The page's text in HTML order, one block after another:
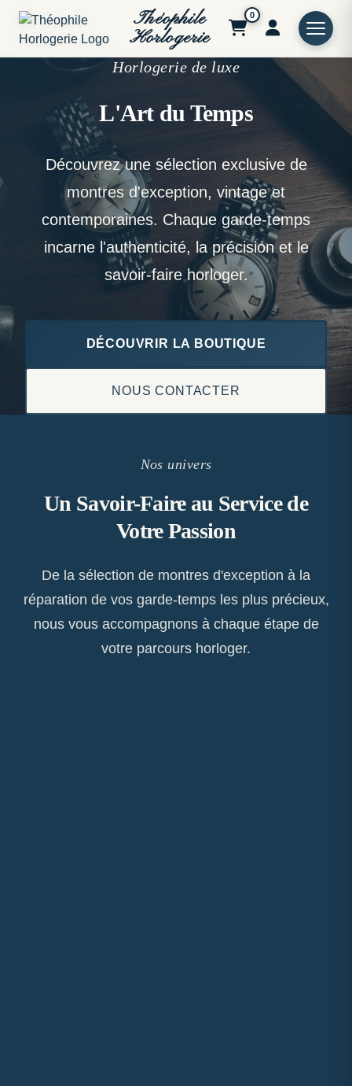
Théophile
Horlogerie
0
Horlogerie de luxe
L'Art du Temps
Découvrez une sélection exclusive de
montres d'exception, vintage et
contemporaines. Chaque garde-temps
incarne l'authenticité, la précision et le
savoir-faire horloger.
DÉCOUVRIR LA BOUTIQUE
NOUS CONTACTER
Nos univers
Un Savoir-Faire au Service de
Votre Passion
De la sélection de montres d'exception à la
réparation de vos garde-temps les plus précieux,
nous vous accompagnons à chaque étape de
votre parcours horloger.